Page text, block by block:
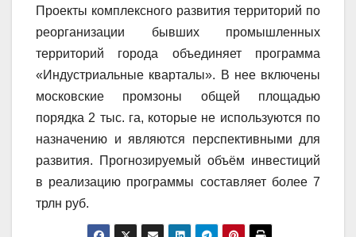
Проекты комплексного развития территорий по
реорганизации бывших промышленных
территорий города объединяет программа
«Индустриальные кварталы». В нее включены
московские промзоны общей площадью
порядка 2 тыс. га, которые не используются по
назначению и являются перспективными для
развития. Прогнозируемый объём инвестиций
в реализацию программы составляет более 7
трлн руб.